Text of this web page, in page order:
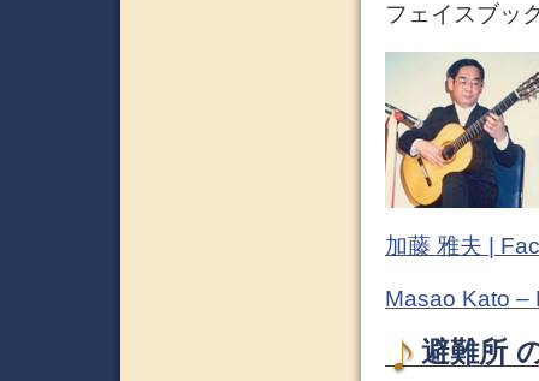
フェイスブッ
加藤 雅夫 |
Masao Kato –
避難所